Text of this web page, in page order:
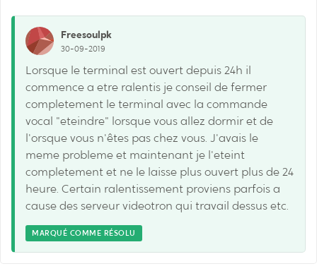
Freesoulpk
30-09-2019
Lorsque le terminal est ouvert depuis 24h il
commence a etre ralentis je conseil de fermer
completement le terminal avec la commande
vocal "eteindre" lorsque vous allez dormir et de
l'orsque vous n'êtes pas chez vous. J'avais le
meme probleme et maintenant je l'eteint
completement et ne le laisse plus ouvert plus de 24
heure. Certain ralentissement proviens parfois a
cause des serveur videotron qui travail dessus etc.
MARQUÉ COMME RÉSOLU